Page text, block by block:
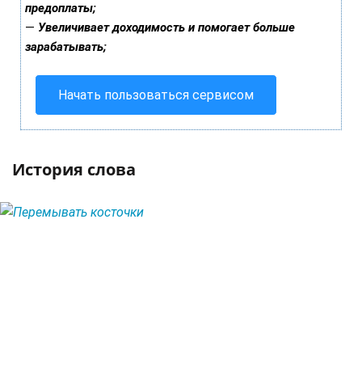
предоплаты;
— Увеличивает доходимость и помогает больше
зарабатывать;
Начать пользоваться сервисом
История слова
ЧИТАТЬ ДАЛЕЕ